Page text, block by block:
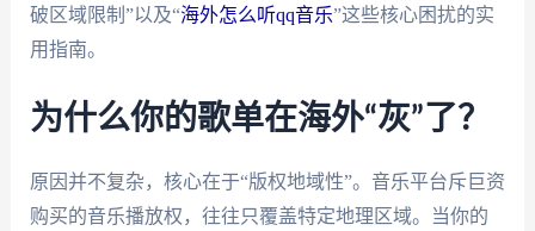
破区域限制”以及“海外怎么听qq音乐”这些核心困扰的实
用指南。
为什么你的歌单在海外“灰”了？
原因并不复杂，核心在于“版权地域性”。音乐平台斥巨资
购买的音乐播放权，往往只覆盖特定地理区域。当你的